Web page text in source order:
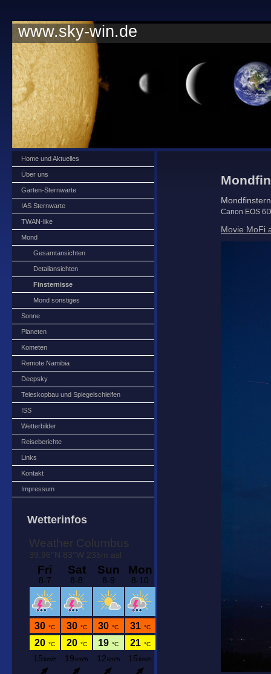
www.sky-win.de
Home und Aktuelles
Über uns
Garten-Sternwarte
IAS Sternwarte
TWAN-like
Mond
Gesamtansichten
Detailansichten
Finsternisse
Mond sonstiges
Sonne
Planeten
Kometen
Remote Namibia
Deepsky
Teleskopbau und Spiegelschleifen
ISS
Wetterbilder
Reiseberichte
Links
Kontakt
Impressum
Wetterinfos
Canon EOS
Movie MoFi